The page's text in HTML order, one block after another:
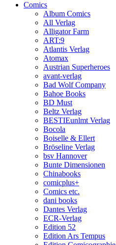
Comics
Album Comics
All Verlag
Alligator Farm
ART:9
Atlantis Verlag
Atomax
Austrian Superheroes
avant-verlag
Bad Wolf Company
Bahoe Books
BD Must
Beltz Verlag
BESTIEunlmt Verlag
Bocola
Boiselle & Ellert
Bröseline Verlag
bsv Hannover
Bunte Dimensionen
Chinabooks
comicplus+
Comics etc.
dani books
Dantes Verlag
ECR-Verlag
Edition 52
Edition Ars Tempus